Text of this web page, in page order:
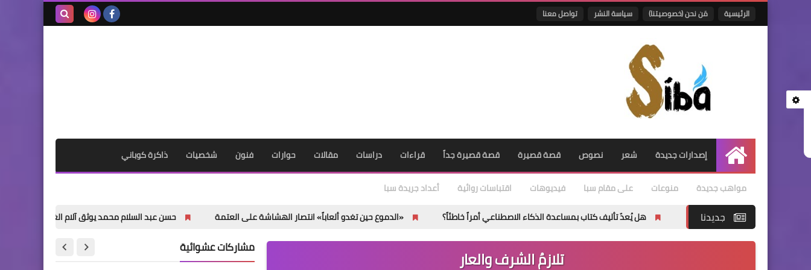
الرئيسية مَن نحن (خصوصيتنا) سياسة النشر تواصل معنا
الرئيسية
إصدارات جديدة شعر نصوص قصة قصيرة قصة قصيرة جداً قراءات دراسات مقالات حوارات فنون شخصيات ذاكرة كوباني
مواهب جديدة منوعات على مقام سبا فيديوهات اقتباسات روائية أعداد جريدة سبا
جديدناهل يُعدّ تأليف كتاب بمساعدة الذكاء الاصطناعي أمراً خاطئاً؟ «الدموع حين تغدو ألعاباً» انتصار الهشاشة على العتمة حسن عبد السلام محمد يوثق آلام الغربة في «مصاب بكسر في
تلازمُ الشرف والعار مشاركات عشوائية